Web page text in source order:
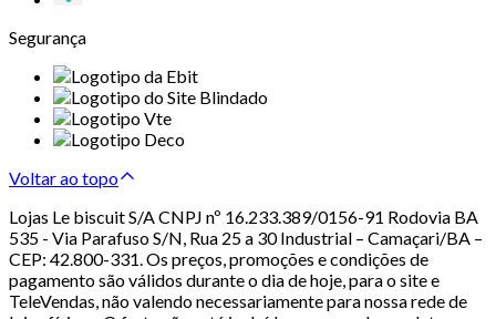
Segurança
Voltar ao topo
Lojas Le biscuit S/A CNPJ nº 16.233.389/0156-91 Rodovia BA
535 - Via Parafuso S/N, Rua 25 a 30 Industrial – Camaçari/BA –
CEP: 42.800-331. Os preços, promoções e condições de
pagamento são válidos durante o dia de hoje, para o site e
TeleVendas, não valendo necessariamente para nossa rede de